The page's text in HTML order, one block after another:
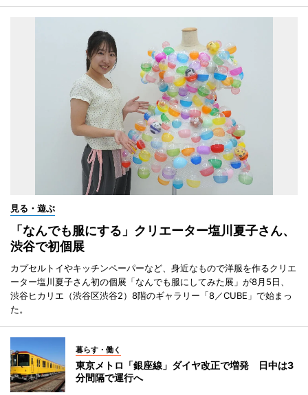
見る・遊ぶ
「なんでも服にする」クリエーター塩川夏子さん、
渋谷で初個展
カプセルトイやキッチンペーパーなど、身近なもので洋服を作るクリエ
ーター塩川夏子さん初の個展「なんでも服にしてみた展」が8月5日、
渋谷ヒカリエ（渋谷区渋谷2）8階のギャラリー「8／CUBE」で始まっ
た。
暮らす・働く
東京メトロ「銀座線」ダイヤ改正で増発 日中は3
分間隔で運行へ